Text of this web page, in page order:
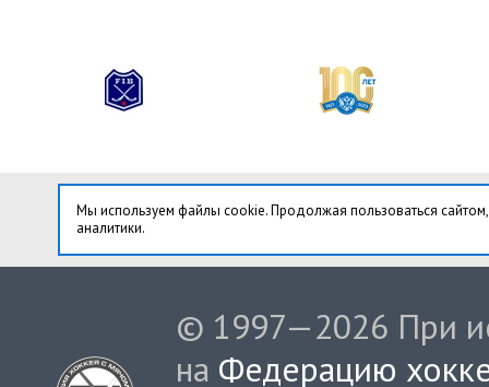
Мы используем файлы cookie. Продолжая пользоваться
аналитики.
© 1997—2026 При
на Федерацию